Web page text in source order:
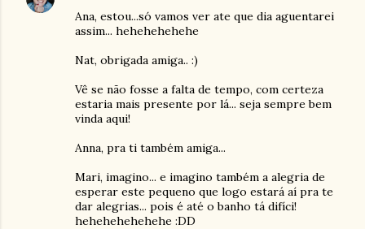
Ana, estou...só vamos ver ate que dia aguentarei
assim... hehehehehehe
Nat, obrigada amiga.. :)
Vê se não fosse a falta de tempo, com certeza
estaria mais presente por lá... seja sempre bem
vinda aqui!
Anna, pra ti também amiga...
Mari, imagino... e imagino também a alegria de
esperar este pequeno que logo estará aí pra te
dar alegrias... pois é até o banho tá difíci!
hehehehehehehe :DD